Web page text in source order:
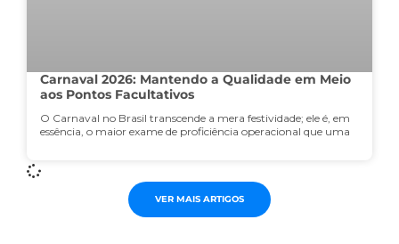
Carnaval 2026: Mantendo a Qualidade em Meio
aos Pontos Facultativos
O Carnaval no Brasil transcende a mera festividade; ele é, em
essência, o maior exame de proficiência operacional que uma
VER MAIS ARTIGOS